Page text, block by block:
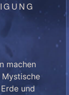
machen
und